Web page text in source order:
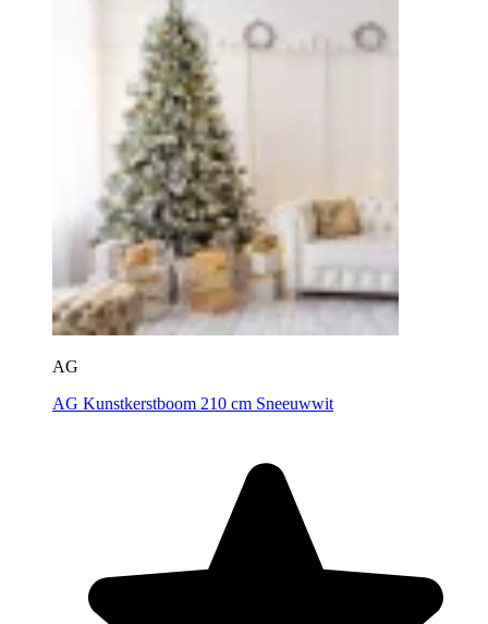
AG
AG Kunstkerstboom 210 cm Sneeuwwit